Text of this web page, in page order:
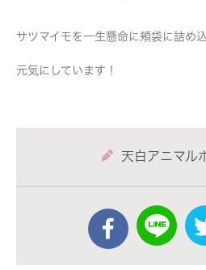
サツマイモを一生懸命に頬袋に詰め
元気にしています！
天白アニマル